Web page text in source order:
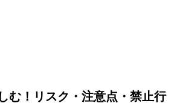
む！リスク・注意点・禁止行